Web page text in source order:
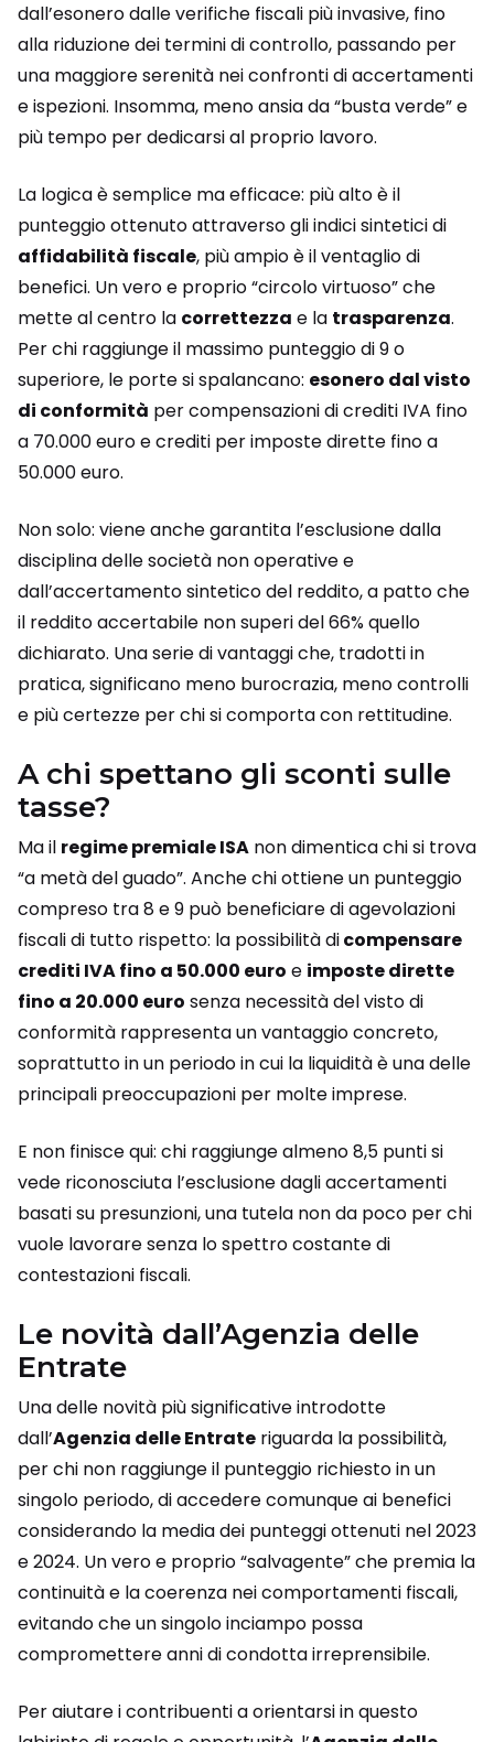
dall’esonero dalle verifiche fiscali più invasive, fino
alla riduzione dei termini di controllo, passando per
una maggiore serenità nei confronti di accertamenti
e ispezioni. Insomma, meno ansia da “busta verde” e
più tempo per dedicarsi al proprio lavoro.
La logica è semplice ma efficace: più alto è il
punteggio ottenuto attraverso gli indici sintetici di
affidabilità fiscale, più ampio è il ventaglio di
benefici. Un vero e proprio “circolo virtuoso” che
mette al centro la correttezza e la trasparenza.
Per chi raggiunge il massimo punteggio di 9 o
superiore, le porte si spalancano: esonero dal visto
di conformità per compensazioni di crediti IVA fino
a 70.000 euro e crediti per imposte dirette fino a
50.000 euro.
Non solo: viene anche garantita l’esclusione dalla
disciplina delle società non operative e
dall’accertamento sintetico del reddito, a patto che
il reddito accertabile non superi del 66% quello
dichiarato. Una serie di vantaggi che, tradotti in
pratica, significano meno burocrazia, meno controlli
e più certezze per chi si comporta con rettitudine.
A chi spettano gli sconti sulle
tasse?
Ma il regime premiale ISA non dimentica chi si trova
“a metà del guado”. Anche chi ottiene un punteggio
compreso tra 8 e 9 può beneficiare di agevolazioni
fiscali di tutto rispetto: la possibilità dicompensare
crediti IVA fino a 50.000 euro e imposte dirette
fino a 20.000 euro senza necessità del visto di
conformità rappresenta un vantaggio concreto,
soprattutto in un periodo in cui la liquidità è una delle
principali preoccupazioni per molte imprese.
E non finisce qui: chi raggiunge almeno 8,5 punti si
vede riconosciuta l’esclusione dagli accertamenti
basati su presunzioni, una tutela non da poco per chi
vuole lavorare senza lo spettro costante di
contestazioni fiscali.
Le novità dall’Agenzia delle
Entrate
Una delle novità più significative introdotte
dall’Agenzia delle Entrate riguarda la possibilità,
per chi non raggiunge il punteggio richiesto in un
singolo periodo, di accedere comunque ai benefici
considerando la media dei punteggi ottenuti nel 2023
e 2024. Un vero e proprio “salvagente” che premia la
continuità e la coerenza nei comportamenti fiscali,
evitando che un singolo inciampo possa
compromettere anni di condotta irreprensibile.
Per aiutare i contribuenti a orientarsi in questo